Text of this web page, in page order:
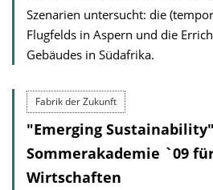
Szenarien untersucht: die
Flugfelds in Aspern und die
Gebäudes in Südafrika.
Fabrik der Zukunft
"Emerging
Sommerakademie `09
Wirtschaften